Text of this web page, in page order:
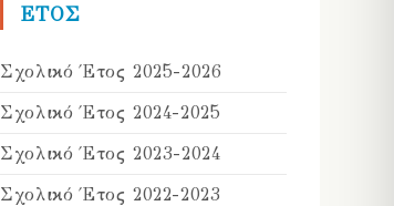
ΕΤΟΣ
Σχολικό Έτος 2025-2026
Σχολικό Έτος 2024-2025
Σχολικό Έτος 2023-2024
Σχολικό Έτος 2022-2023